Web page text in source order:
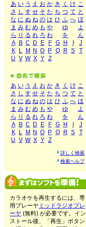
あ い う え お か き く け こ
さ し す せ そ た ち つ て と
な に ぬ ね の は ひ ふ へ ほ
ま み む め も や ゆ
よ
ら り る れ ろ わ を
ん
A
B C D E F G H
J
K
L M N O P Q R S
T
U V W X Y Z
あ い う え お か き く け こ
さ し す せ そ た ち つ て と
な に ぬ ね の は ひ ふ へ ほ
ま み む め も や ゆ
よ
ら り る れ ろ わ を
ん
A
B C D E F G H
J
K
L M N O P Q R S
T
U V W X Y Z
詳しく検索
検索ヘルプ
カラオケを再生するには、専
用プレーヤ ミッドラジオプレ
ーヤ (無料) が必要です。イン
ストール後、「再生」ボタン